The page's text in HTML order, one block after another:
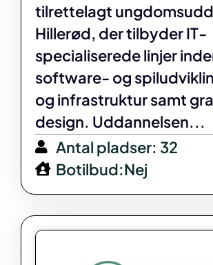
tilrettelagt
Hillerød, der tilbyder IT-
specialiserede linjer
software- og
og infrastruktur samt
design. Uddannelsen...
Antal pladser: 32
Botilbud:Nej